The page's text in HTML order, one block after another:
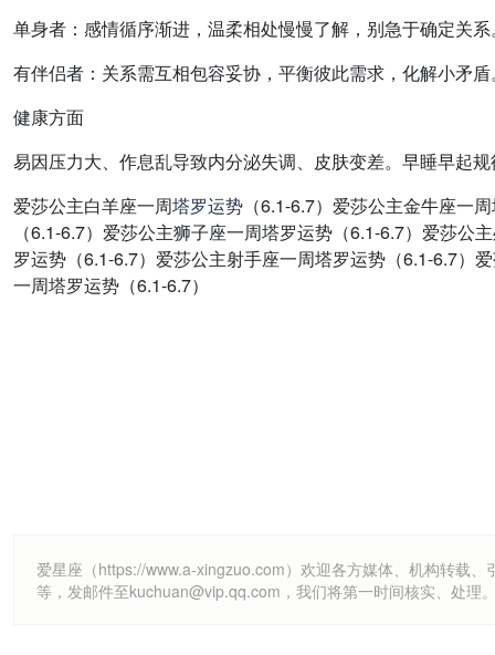
单身者：感情循序渐进，温柔相处慢慢了解，别急于确定关
有伴侣者：关系需互相包容妥协，平衡彼此需求，化解小矛
健康方面
易因压力大、作息乱导致内分泌失调、皮肤变差。早睡早起
爱莎公主白羊座一周塔罗运势 （6.1-6.7）爱莎公主金牛座一
（6.1-6.7）爱莎公主狮子座一周塔罗运势（6.1-6.7）爱莎
罗运势（6.1-6.7）爱莎公主射手座一周塔罗运势（6.1-6.7）
一周塔罗运势（6.1-6.7）
爱星座（https://www.a-xingzuo.com）欢迎各方媒体、机构转载
等，发邮件至kuchuan@vip.qq.com，我们将第一时间核实、处理